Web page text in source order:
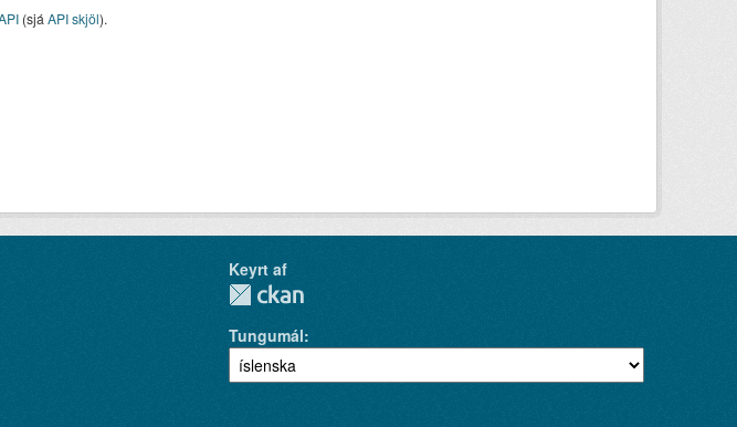
(sjá API skjöl).
Keyrt af
Tungumál